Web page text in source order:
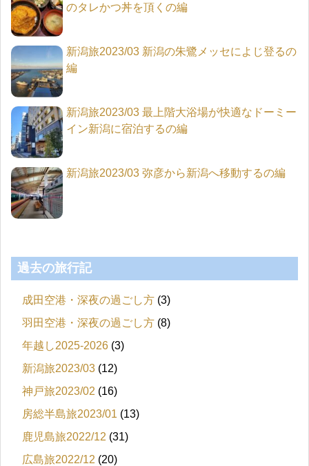
のタレかつ丼を頂くの編
新潟旅2023/03 新潟の朱鷺メッセによじ登るの
編
新潟旅2023/03 最上階大浴場が快適なドーミー
イン新潟に宿泊するの編
新潟旅2023/03 弥彦から新潟へ移動するの編
過去の旅行記
成田空港・深夜の過ごし方 (3)
羽田空港・深夜の過ごし方 (8)
年越し2025-2026 (3)
新潟旅2023/03 (12)
神戸旅2023/02 (16)
房総半島旅2023/01 (13)
鹿児島旅2022/12 (31)
広島旅2022/12 (20)